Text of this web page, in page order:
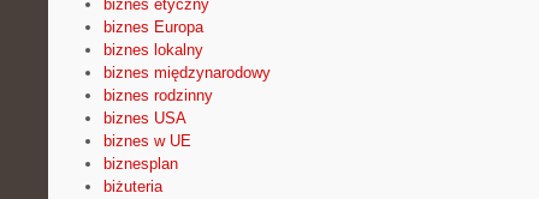
biznes etyczny
biznes Europa
biznes lokalny
biznes międzynarodowy
biznes rodzinny
biznes USA
biznes w UE
biznesplan
biżuteria